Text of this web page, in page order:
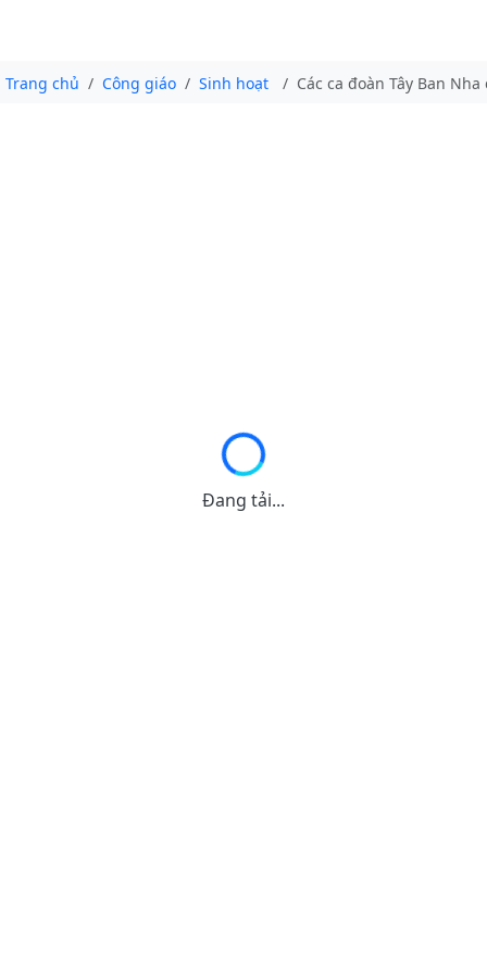
Trang chủ Công giáo Sinh hoạt Các ca đoàn Tây Ban
Đang tải...